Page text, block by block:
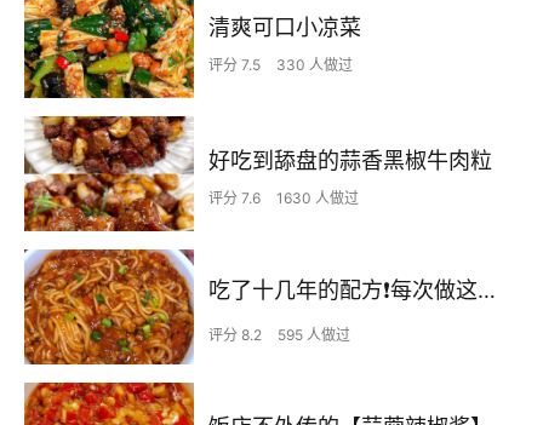
清爽可口小凉菜
评分 7.5 330 人做过
好吃到舔盘的蒜香黑椒牛肉粒
评分 7.6 1630 人做过
吃了十几年的配方❗️每次做这至少吃2碗
评分 8.2 595 人做过